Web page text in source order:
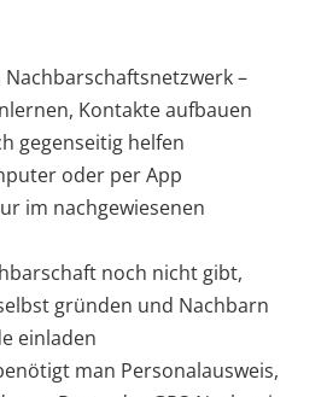
Nachbarschaftsnetzwerk –
Kontakte aufbauen
gegenseitig helfen
oder per App
im nachgewiesenen
noch nicht gibt,
gründen und Nachbarn
einladen
man Personalausweis,